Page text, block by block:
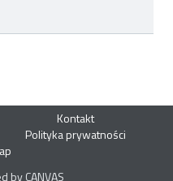
Kontakt
Polityka prywatności
by CANVAS